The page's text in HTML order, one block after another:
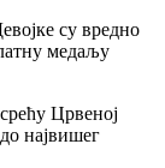
су вредно
медаљу
Црвеној
највишег